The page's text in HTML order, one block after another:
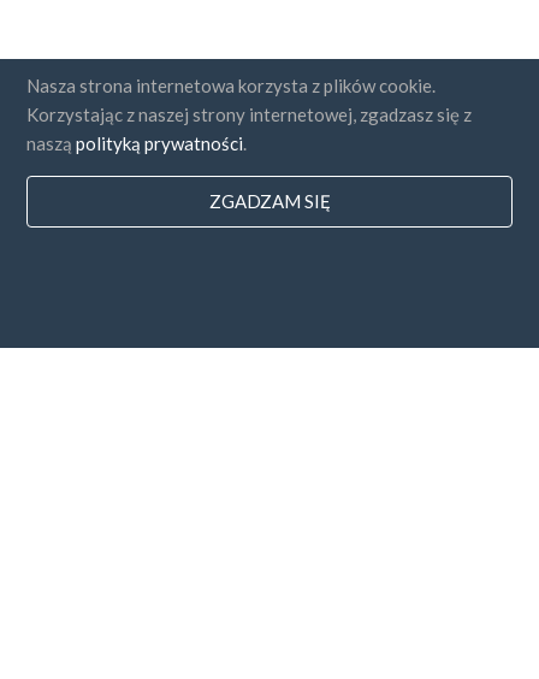
Nasza strona internetowa korzysta z plików cookie.
Korzystając z naszej strony internetowej, zgadzasz się z
nasząpolityką prywatności
ZGADZAM SIĘ